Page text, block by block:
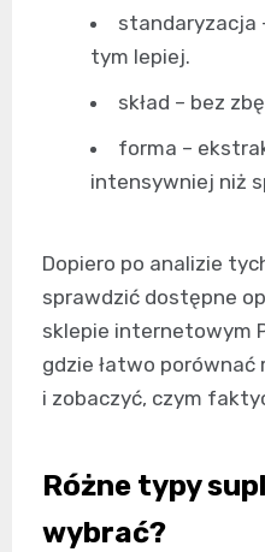
standaryzacja
tym lepiej.
skład – bez
forma –
intensywniej niż
Dopiero po analizie
sprawdzić dostępne
sklepie internetowym
gdzie łatwo
i zobaczyć, czym
Różne typy
wybrać?